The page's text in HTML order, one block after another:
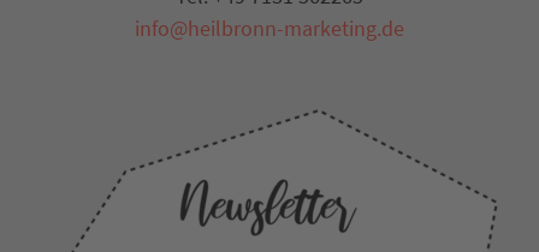
info@heilbronn-marketing.de